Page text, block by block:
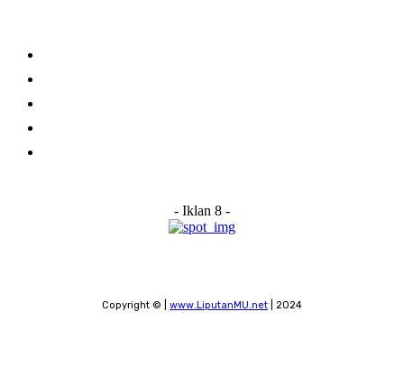
- Iklan 8 -
Copyright © | www.LiputanMU.net | 2024